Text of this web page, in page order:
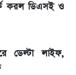
বদলে গেল
টেবিল ও
করল ডিএসই ও
ডেল্টা লাইফ,